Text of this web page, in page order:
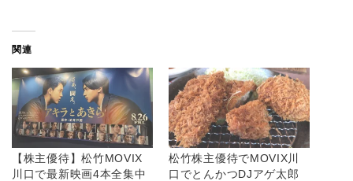
関連
【株主優待】松竹MOVIX
川口で最新映画4本全集中
松竹株主優待でMOVIX川
口でとんかつDJアゲ太郎